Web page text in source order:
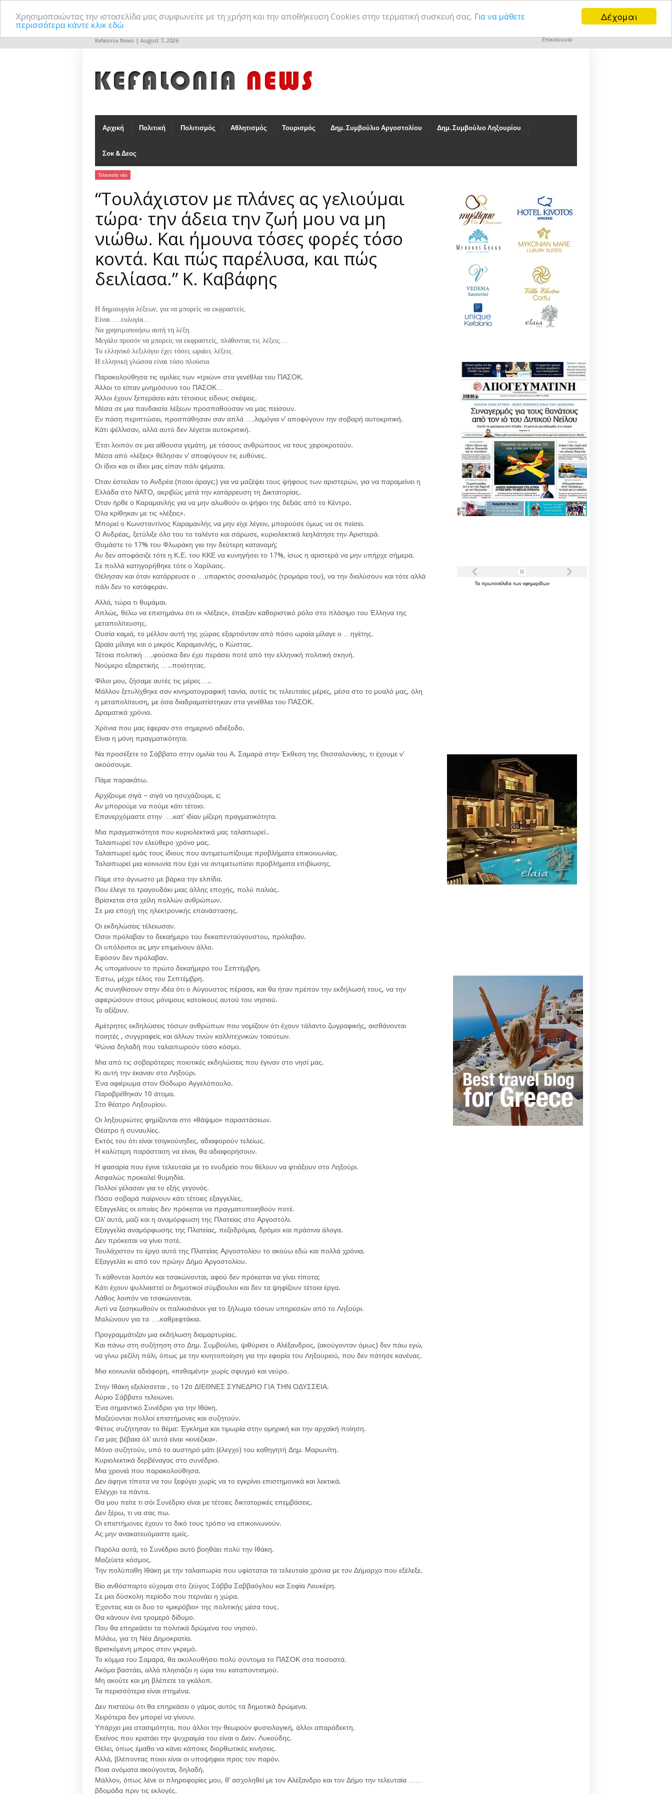
Δέχομαι
Χρησιμοποιώντας την ιστοσελίδα μας συμφωνείτε με τη χρήση και την αποθήκευση Cookies στην τερματική συσκευή σας. Για να μάθετε
περισσότερα κάντε κλικ εδώ
Kefalonia News | August 7, 2026 Επικοινωνία
Αρχική Πολιτική Πολιτισμός Αθλητισμός Τουρισμός Δημ. Συμβούλιο Αργοστολίου Δημ. Συμβούλιο Ληξουρίου
Σοκ & Δεος
Τελευταία νέα
“Τουλάχιστον με πλάνες ας γελιούμαι
τώρα· την άδεια την ζωή μου να μη
νιώθω. Και ήμουνα τόσες φορές τόσο
κοντά. Και πώς παρέλυσα, και πώς
δειλίασα.” Κ. Καβάφης
Η δημιουργία λέξεων, για να μπορείς να εκφραστείς.
Είναι ….ευλογία…
Να χρησιμοποιήσω αυτή τη λέξη.
Μεγάλο προσόν να μπορείς να εκφραστείς, πλάθοντας τις λέξεις…
Το ελληνικό λεξιλόγιο έχει τόσες ωραίες λέξεις.
Η ελληνική γλώσσα είναι τόσο πλούσια.
Παρακολούθησα τις ομιλίες των «τριών» στα γενέθλια του ΠΑΣΟΚ.
Άλλοι το είπαν μνημόσυνο του ΠΑΣΟΚ…
Άλλοι έχουν ξεπεράσει κάτι τέτοιους είδους σκέψεις.
Μέσα σε μια πανδαισία λέξεων προσπαθούσαν να μας πείσουν.
Εν πάση περιπτώσει, προσπάθησαν σαν απλά ….λαμόγια ν’ αποφύγουν την σοβαρή αυτοκριτική.
Κάτι ψέλλισαν, αλλά αυτό δεν λέγεται αυτοκριτική.
Έτσι λοιπόν σε μια αίθουσα γεμάτη, με τόσους ανθρώπους να τους χειροκροτούν.
Μέσα από «λέξεις» θέλησαν ν’ αποφύγουν τις ευθύνες.
Οι ίδιοι και οι ίδιοι μας είπαν πάλι ψέματα.
Όταν έστειλαν το Ανδρέα (ποιοι άραγε;) για να μαζέψει τους ψήφους των αριστερών, για να παραμείνει η
Ελλάδα στο ΝΑΤΟ, ακριβώς μετά την κατάρρευση τη Δικτατορίας.
Όταν ήρθε ο Καραμανλής για να μην αλωθούν οι ψήφοι της δεξιάς από το Κέντρο.
Όλα κρίθηκαν με τις «λέξεις».
Μπορεί ο Κωνσταντίνος Καραμανλής να μην είχε λέγειν, μπορούσε όμως να σε πείσει.
Ο Ανδρέας, ξετύλιξε όλο του το ταλέντο και σάρωσε, κυριολεκτικά λεηλάτησε την Αριστερά.
Θυμάστε το 17% του Φλωράκη για την δεύτερη κατανομή;
Αν δεν αποφάσιζε τότε η Κ.Ε. του ΚΚΕ να κυνηγήσει το 17%, ίσως η αριστερά να μην υπήρχε σήμερα.
Σε πολλά κατηγορήθηκε τότε ο Χαρίλαος.
Θέλησαν και όταν κατάρρευσε ο …υπαρκτός σοσιαλισμός (τρομάρα του), να την διαλύσουν και τότε αλλά
πάλι δεν το κατάφεραν.
Αλλά, τώρα τι θυμάμαι.
Απλώς, θέλω να επισημάνω ότι οι «λέξεις», έπαιξαν καθοριστικό ρόλο στο πλάσιμο του Έλληνα της
μεταπολίτευσης.
Ουσία καμιά, το μέλλον αυτή της χώρας εξαρτιόνταν από πόσο ωραία μίλαγε ο …ηγέτης.
Ωραία μίλαγε και ο μικρός Καραμανλής, ο Κώστας.
Τέτοια πολιτική ….φούσκα δεν έχει περάσει ποτέ από την ελληνική πολιτική σκηνή.
Νούμερο εξαιρετικής …..ποιότητας.
Φίλοι μου, ζήσαμε αυτές τις μέρες…..
Μάλλον ξετυλίχθηκε σαν κινηματογραφική ταινία, αυτές τις τελευταίες μέρες, μέσα στο το μυαλό μας, όλη
η μεταπολίτευση, με όσα διαδραματίστηκαν στα γενέθλια του ΠΑΣΟΚ.
Δραματικά χρόνια.
Χρόνια που μας έφεραν στο σημερινό αδιέξοδο.
Είναι η μόνη πραγματικότητα.
Να προσέξετε το Σάββατο στην ομιλία του Α. Σαμαρά στην Έκθεση της Θεσσαλονίκης, τι έχουμε ν’
ακούσουμε.
Πάμε παρακάτω.
Αρχίζουμε σιγά – σιγά να ησυχάζουμε, ε;
Αν μπορούμε να πούμε κάτι τέτοιο.
Επανερχόμαστε στην ….κατ’ ιδίαν μίζερη πραγματικότητα.
Μια πραγματικότητα που κυριολεκτικά μας ταλαιπωρεί..
Ταλαιπωρεί τον ελεύθερο χρόνο μας.
Ταλαιπωρεί εμάς τους ίδιους που αντιμετωπίζουμε προβλήματα επικοινωνίας.
Ταλαιπωρεί μια κοινωνία που έχει να αντιμετωπίσει προβλήματα επιβίωσης.
Πάμε στο άγνωστο με βάρκα την ελπίδα.
Που έλεγε το τραγουδάκι μιας άλλης εποχής, πολύ παλιάς.
Βρίσκεται στα χείλη πολλών ανθρώπων.
Σε μια εποχή της ηλεκτρονικής επανάστασης.
Οι εκδηλώσεις τέλειωσαν.
Όσοι πρόλαβαν το δεκαήμερο του δεκαπενταύγουστου, πρόλαβαν.
Οι υπόλοιποι ας μην επιμείνουν άλλο.
Εφόσον δεν πρόλαβαν.
Ας υπομείνουν το πρώτο δεκαήμερο του Σεπτέμβρη.
Έστω, μέχρι τέλος του Σεπτέμβρη.
Ας συνηθίσουν στην ιδέα ότι ο Αύγουστος πέρασε, και θα ήταν πρέπον την εκδήλωσή τους, να την
αφιερώσουν στους μόνιμους κατοίκους αυτού του νησιού.
Το αξίζουν.
Αμέτρητες εκδηλώσεις τόσων ανθρώπων που νομίζουν ότι έχουν τάλαντο ζωγραφικής, αισθάνονται
ποιητές , συγγραφείς και άλλων τινών καλλιτεχνικών τοιούτων.
Ψώνια δηλαδή που ταλαιπωρούν τόσο κόσμο.
Μια από τις σοβαρότερες ποιοτικές εκδηλώσεις που έγιναν στο νησί μας.
Κι αυτή την έκαναν στο Ληξούρι.
Ένα αφιέρωμα στον Θόδωρο Αγγελόπουλο.
Παραβρέθηκαν 10 άτομα.
Στο θέατρο Ληξουρίου.
Οι ληξουριώτες φημίζονται στο «θάψιμο» παραστάσεων.
Θέατρο ή συναυλίες.
Εκτός του ότι είναι τσιγκούνηδες, αδιαφορούν τελείως.
Η καλύτερη παράσταση να είναι, θα αδιαφορήσουν.
Η φασαρία που έγινε τελευταία με το ενυδρείο που θέλουν να φτιάξουν στο Ληξούρι.
Ασφαλώς προκαλεί θυμηδία.
Πολλοί γέλασαν για το εξής γεγονός.
Πόσο σοβαρά παίρνουν κάτι τέτοιες εξαγγελίες.
Εξαγγελίες οι οποίες δεν πρόκειται να πραγματοποιηθούν ποτέ.
Όλ’ αυτά, μαζί και η αναμόρφωση της Πλατείας στο Αργοστόλι.
Εξαγγελία αναμόρφωσης της Πλατείας, πεζοδρόμια, δρόμοι και πράσινα άλογα.
Δεν πρόκειται να γίνει ποτέ.
Τουλάχιστον το έργο αυτό της Πλατείας Αργοστολίου το ακούω εδώ και πολλά χρόνια.
Εξαγγελία κι από τον πρώην Δήμο Αργοστολίου.
Τι κάθονται λοιπόν και τσακώνονται, αφού δεν πρόκειται να γίνει τίποτα;
Κάτι έχουν ψυλλιαστεί οι δημοτικοί σύμβουλοι και δεν τα ψηφίζουν τέτοια έργα.
Λάθος λοιπόν να τσακώνονται.
Αντί να ξεσηκωθούν οι παλικισιάνοι για το ξήλωμα τόσων υπηρεσιών από το Ληξούρι.
Μαλώνουν για τα ….καθρεφτάκια.
Προγραμμάτιζαν μια εκδήλωση διαμαρτυρίας.
Και πάνω στη συζήτηση στο Δημ. Συμβούλιο, ψιθύρισε ο Αλέξανδρος, (ακούγονταν όμως) δεν πάω εγώ,
να γίνω ρεζίλη πάλι, όπως με την κινητοποίηση για την εφορία του Ληξουριού, που δεν πάτησε κανένας.
Μια κοινωνία αδιάφορη, «πεθαμένη» χωρίς σφυγμό και νεύρο.
Στην Ιθάκη εξελίσσεται , το 12o ΔΙΕΘΝΕΣ ΣΥΝΕΔΡΙΟ ΓΙΑ ΤΗΝ ΟΔΥΣΣΕΙΑ.
Αύριο Σάββατο τελειώνει.
Ένα σημαντικό Συνέδριο για την Ιθάκη.
Μαζεύονται πολλοί επιστήμονες και συζητούν.
Φέτος συζήτησαν το θέμα: Έγκλημα και τιμωρία στην ομηρική και την αρχαϊκή ποίηση.
Για μας βέβαια όλ’ αυτά είναι «κινέζικα».
Μόνο συζητούν, υπό το αυστηρό μάτι (έλεγχο) του καθηγητή Δημ. Μαρωνίτη.
Κυριολεκτικά δερβέναγας στο συνέδριο.
Μια χρονιά που παρακολούθησα.
Δεν άφηνε τίποτα να του ξεφύγει χωρίς να το εγκρίνει επιστημονικά και λεκτικά.
Ελέγχει τα πάντα.
Θα μου πείτε τι σόι Συνέδριο είναι με τέτοιες δικτατορικές επεμβάσεις.
Δεν ξέρω, τι να σας πω.
Οι επιστήμονες έχουν το δικό τους τρόπο να επικοινωνούν.
Ας μην ανακατευόμαστε εμείς.
Παρόλα αυτά, το Συνέδριο αυτό βοηθάει πολύ την Ιθάκη.
Μαζεύετε κόσμος.
Την πολύπαθη Ιθάκη με την ταλαιπωρία που υφίσταται τα τελευταία χρόνια με τον Δήμαρχο που εξέλεξε.
Βίο ανθόσπαρτο εύχομαι στο ζεύγος Σάββα Σαββαόγλου και Σοφία Λουκέρη.
Σε μια δύσκολη περίοδο που περνάει η χώρα.
Έχοντας και οι δυο το «μικρόβιο» της πολιτικής μέσα τους.
Θα κάνουν ένα τρομερό δίδυμο.
Που θα επηρεάσει τα πολιτικά δρώμενα του νησιού.
Μιλάω, για τη Νέα Δημοκρατία.
Βρισκόμενη μπρος στον γκρεμό.
Το κόμμα του Σαμαρά, θα ακολουθήσει πολύ σύντομα το ΠΑΣΟΚ στα ποσοστά.
Ακόμα βαστάει, αλλά πλησιάζει η ώρα του καταποντισμού.
Μη ακούτε και μη βλέπετε τα γκάλοπ.
Τα περισσότερα είναι στημένα.
Δεν πιστεύω ότι θα επηρεάσει ο γάμος αυτός τα δημοτικά δρώμενα.
Χειρότερα δεν μπορεί να γίνουν.
Υπάρχει μια στασιμότητα, που άλλοι την θεωρούν φυσιολογική, άλλοι απαράδεκτη.
Εκείνος που κρατάει την ψυχραιμία του είναι ο Διον. Λυκούδης.
Θέλει, όπως έμαθα να κάνει κάποιες διορθωτικές κινήσεις.
Αλλά, βλέποντας ποιοι είναι οι υποψήφιοι προς τον παρόν.
Ποια ονόματα ακούγονται, δηλαδή.
Μάλλον, όπως λένε οι πληροφορίες μου, θ’ ασχοληθεί με τον Αλέξανδρο και τον Δήμο την τελευταία ……
βδομάδα πριν τις εκλογές.
Τα πρωτοσέλιδα των εφημερίδων